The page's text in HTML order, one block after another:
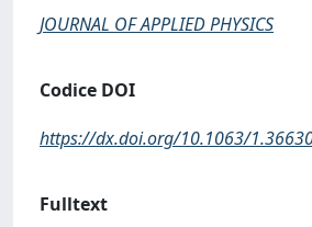
JOURNAL OF APPLIED PHYSICS
Codice DOI
https://dx.doi.org/10.1063/
Fulltext